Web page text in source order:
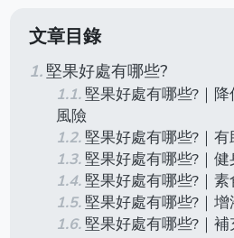
文章目錄
堅果好處有哪些?
堅果好處有哪些?｜
風險
堅果好處有哪些?｜
堅果好處有哪些?｜
堅果好處有哪些?｜
堅果好處有哪些?｜
堅果好處有哪些?｜